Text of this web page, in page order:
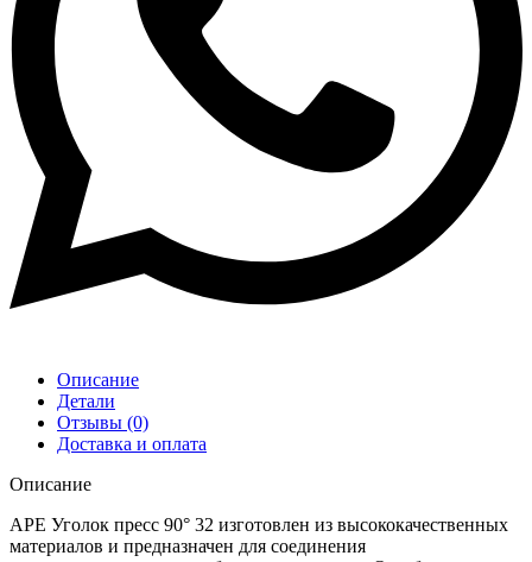
Описание
Детали
Отзывы (0)
Доставка и оплата
Описание
APE Уголок пресс 90° 32 изготовлен из высококачественных
материалов и предназначен для соединения